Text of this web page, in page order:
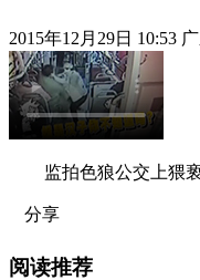
2015年12月29日 10:53
监拍色狼公交上猥亵
分享
阅读推荐